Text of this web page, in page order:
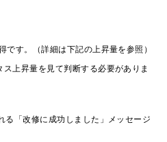
す。（詳細は下記の上昇量を参照）
上昇量を見て判断する必要がありま
る「改修に成功しました」メッセージ